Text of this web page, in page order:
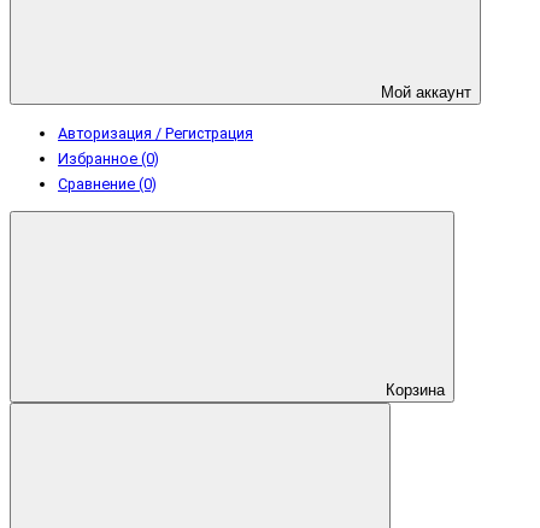
Мой аккаунт
Авторизация / Регистрация
Избранное (0)
Сравнение (0)
Корзина